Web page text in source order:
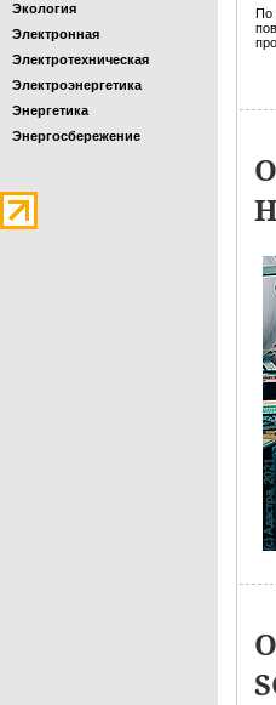
Экология
Электронная
Электротехническая
Электроэнергетика
Энергетика
Энергосбережение
По